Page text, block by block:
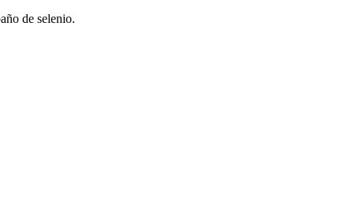
de selenio.